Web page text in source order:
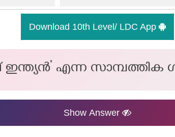
Download 10th Level/ LDC App
എന്ന സാമ്പത്തിക
Show Answer